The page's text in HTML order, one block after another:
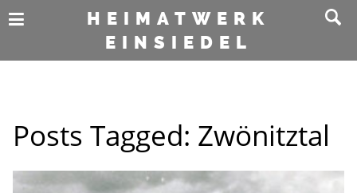
HEIMATWERK
EINSIEDEL
Posts Tagged: Zwönitztal